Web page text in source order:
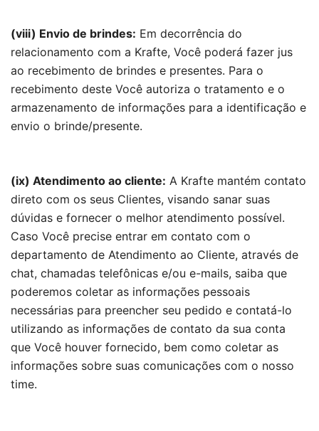
(viii) Envio de brindes: Em decorrência do
relacionamento com a Krafte, Você poderá fazer jus
ao recebimento de brindes e presentes. Para o
recebimento deste Você autoriza o tratamento e o
armazenamento de informações para a identificação e
envio o brinde/presente.
(ix) Atendimento ao cliente: A Krafte mantém contato
direto com os seus Clientes, visando sanar suas
dúvidas e fornecer o melhor atendimento possível.
Caso Você precise entrar em contato com o
departamento de Atendimento ao Cliente, através de
chat, chamadas telefônicas e/ou e-mails, saiba que
poderemos coletar as informações pessoais
necessárias para preencher seu pedido e contatá-lo
utilizando as informações de contato da sua conta
que Você houver fornecido, bem como coletar as
informações sobre suas comunicações com o nosso
time.